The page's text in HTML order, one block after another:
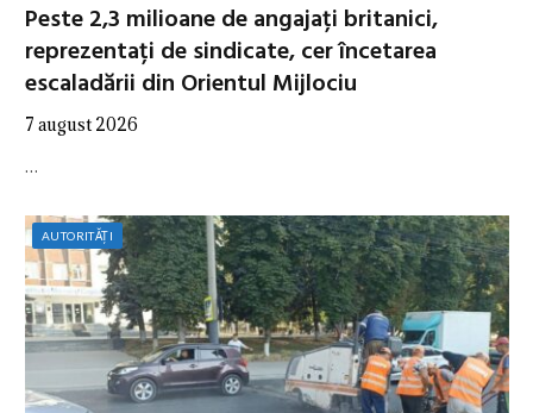
Peste 2,3 milioane de angajați britanici,
reprezentați de sindicate, cer încetarea
escaladării din Orientul Mijlociu
7 august 2026
…
AUTORITĂȚI